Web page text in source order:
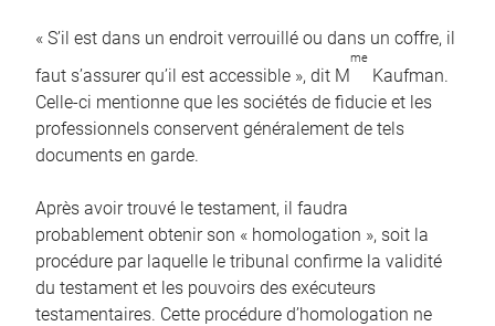
« S’il est dans un endroit verrouillé ou dans un coffre, il
faut s’assurer qu’il est accessible », dit M
me
Kaufman.
Celle-ci mentionne que les sociétés de fiducie et les
professionnels conservent généralement de tels
documents en garde.
Après avoir trouvé le testament, il faudra
probablement obtenir son « homologation », soit la
procédure par laquelle le tribunal confirme la validité
du testament et les pouvoirs des exécuteurs
testamentaires. Cette procédure d’homologation ne